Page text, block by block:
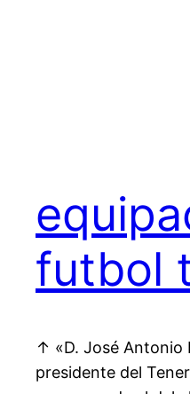
futbol
↑ «D. José Antonio
presidente del